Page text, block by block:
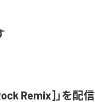
Remix]」を配信